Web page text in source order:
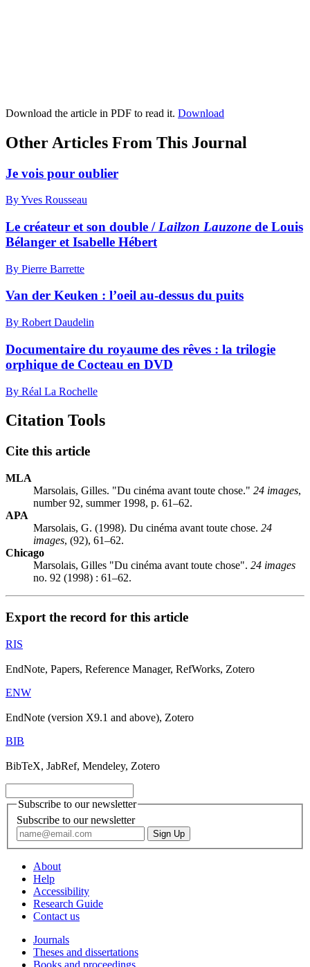
Download the article in PDF to read it. Download
Other Articles From This Journal
Je vois pour oublier
By Yves Rousseau
Le créateur et son double / Lailzon Lauzone de Louis
Bélanger et Isabelle Hébert
By Pierre Barrette
Van der Keuken : l’oeil au-dessus du puits
By Robert Daudelin
Documentaire du royaume des rêves : la trilogie
orphique de Cocteau en DVD
By Réal La Rochelle
Citation Tools
Cite this article
MLA
Marsolais, Gilles. "Du cinéma avant toute chose." 24 images,
number 92, summer 1998, p. 61–62.
APA
Marsolais, G. (1998). Du cinéma avant toute chose. 24
images, (92), 61–62.
Chicago
Marsolais, Gilles "Du cinéma avant toute chose". 24 images
no. 92 (1998) : 61–62.
Export the record for this article
RIS
EndNote, Papers, Reference Manager, RefWorks, Zotero
ENW
EndNote (version X9.1 and above), Zotero
BIB
BibTeX, JabRef, Mendeley, Zotero
Subscribe to our newsletter
Subscribe to our newsletter
About
Help
Accessibility
Research Guide
Contact us
Journals
Theses and dissertations